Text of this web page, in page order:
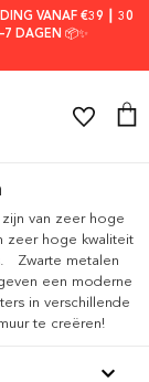
VANAF €39 ┃ 30
DAGEN 📦✨
van zeer hoge
zeer hoge kwaliteit
Zwarte metalen
een moderne
in verschillende
te creëren!